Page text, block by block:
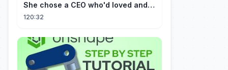
She chose a CEO who'd loved and
cherished her for years. ❤️
120:32